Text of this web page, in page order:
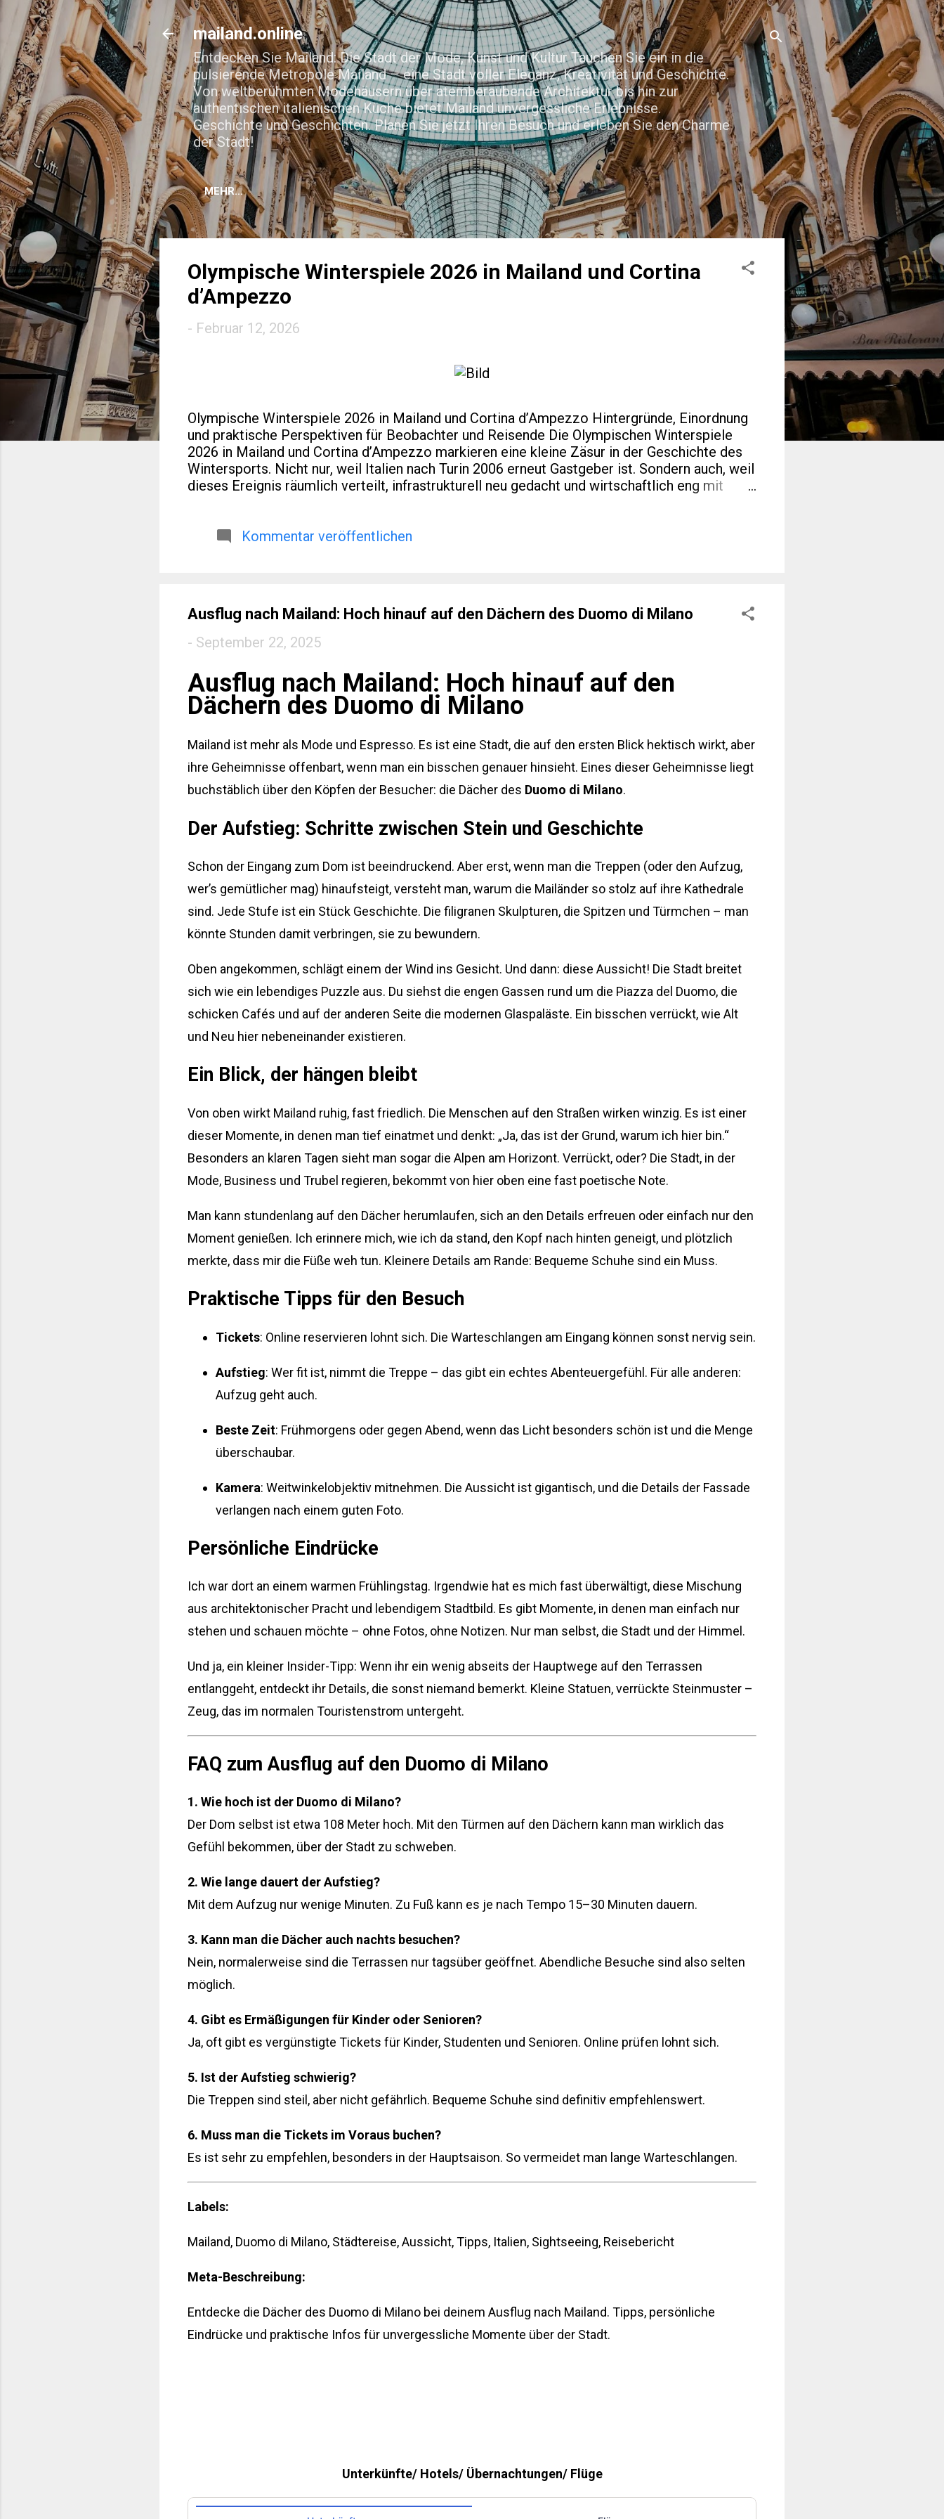
Direkt zum Hauptbereich
mailand.online
Entdecken Sie Mailand: Die Stadt der Mode, Kunst und Kultur Tauchen Sie ein in die
pulsierende Metropole Mailand – eine Stadt voller Eleganz, Kreativität und Geschichte.
Von weltberühmten Modehäusern über atemberaubende Architektur bis hin zur
authentischen italienischen Küche bietet Mailand unvergessliche Erlebnisse.
Geschichte und Geschichten. Planen Sie jetzt Ihren Besuch und erleben Sie den Charme
der Stadt!
MEHR…
Olympische Winterspiele 2026 in Mailand und Cortina
d’Ampezzo
- Februar 12, 2026
Olympische Winterspiele 2026 in Mailand und Cortina d’Ampezzo Hintergründe, Einordnung
und praktische Perspektiven für Beobachter und Reisende Die Olympischen Winterspiele
2026 in Mailand und Cortina d’Ampezzo markieren eine kleine Zäsur in der Geschichte des
Wintersports. Nicht nur, weil Italien nach Turin 2006 erneut Gastgeber ist. Sondern auch, weil
dieses Ereignis räumlich verteilt, infrastrukturell neu gedacht und wirtschaftlich eng mit
Medaillenlisten. Dieser Artikel ordnet ein: historisch, praktisch und mit Blick auf Zahlen, die
und weitere...
Kommentar veröffentlichen
Ausflug nach Mailand: Hoch hinauf auf den Dächern des Duomo di Milano
- September 22, 2025
Ausflug nach Mailand: Hoch hinauf auf den
Dächern des Duomo di Milano
Mailand ist mehr als Mode und Espresso. Es ist eine Stadt, die auf den ersten Blick hektisch wirkt, aber
ihre Geheimnisse offenbart, wenn man ein bisschen genauer hinsieht. Eines dieser Geheimnisse liegt
buchstäblich über den Köpfen der Besucher: die Dächer des Duomo di Milano.
Der Aufstieg: Schritte zwischen Stein und Geschichte
Schon der Eingang zum Dom ist beeindruckend. Aber erst, wenn man die Treppen (oder den Aufzug,
wer’s gemütlicher mag) hinaufsteigt, versteht man, warum die Mailänder so stolz auf ihre Kathedrale
sind. Jede Stufe ist ein Stück Geschichte. Die filigranen Skulpturen, die Spitzen und Türmchen – man
könnte Stunden damit verbringen, sie zu bewundern.
Oben angekommen, schlägt einem der Wind ins Gesicht. Und dann: diese Aussicht! Die Stadt breitet
sich wie ein lebendiges Puzzle aus. Du siehst die engen Gassen rund um die Piazza del Duomo, die
schicken Cafés und auf der anderen Seite die modernen Glaspaläste. Ein bisschen verrückt, wie Alt
und Neu hier nebeneinander existieren.
Ein Blick, der hängen bleibt
Von oben wirkt Mailand ruhig, fast friedlich. Die Menschen auf den Straßen wirken winzig. Es ist einer
dieser Momente, in denen man tief einatmet und denkt: „Ja, das ist der Grund, warum ich hier bin.“
Besonders an klaren Tagen sieht man sogar die Alpen am Horizont. Verrückt, oder? Die Stadt, in der
Mode, Business und Trubel regieren, bekommt von hier oben eine fast poetische Note.
Man kann stundenlang auf den Dächer herumlaufen, sich an den Details erfreuen oder einfach nur den
Moment genießen. Ich erinnere mich, wie ich da stand, den Kopf nach hinten geneigt, und plötzlich
merkte, dass mir die Füße weh tun. Kleinere Details am Rande: Bequeme Schuhe sind ein Muss.
Praktische Tipps für den Besuch
Tickets: Online reservieren lohnt sich. Die Warteschlangen am Eingang können sonst nervig sein.
Aufstieg: Wer fit ist, nimmt die Treppe – das gibt ein echtes Abenteuergefühl. Für alle anderen:
Aufzug geht auch.
Beste Zeit: Frühmorgens oder gegen Abend, wenn das Licht besonders schön ist und die Menge
überschaubar.
Kamera: Weitwinkelobjektiv mitnehmen. Die Aussicht ist gigantisch, und die Details der Fassade
verlangen nach einem guten Foto.
Persönliche Eindrücke
Ich war dort an einem warmen Frühlingstag. Irgendwie hat es mich fast überwältigt, diese Mischung
aus architektonischer Pracht und lebendigem Stadtbild. Es gibt Momente, in denen man einfach nur
stehen und schauen möchte – ohne Fotos, ohne Notizen. Nur man selbst, die Stadt und der Himmel.
Und ja, ein kleiner Insider-Tipp: Wenn ihr ein wenig abseits der Hauptwege auf den Terrassen
entlanggeht, entdeckt ihr Details, die sonst niemand bemerkt. Kleine Statuen, verrückte Steinmuster –
Zeug, das im normalen Touristenstrom untergeht.
FAQ zum Ausflug auf den Duomo di Milano
1. Wie hoch ist der Duomo di Milano?
Der Dom selbst ist etwa 108 Meter hoch. Mit den Türmen auf den Dächern kann man wirklich das
Gefühl bekommen, über der Stadt zu schweben.
2. Wie lange dauert der Aufstieg?
Mit dem Aufzug nur wenige Minuten. Zu Fuß kann es je nach Tempo 15–30 Minuten dauern.
3. Kann man die Dächer auch nachts besuchen?
Nein, normalerweise sind die Terrassen nur tagsüber geöffnet. Abendliche Besuche sind also selten
möglich.
4. Gibt es Ermäßigungen für Kinder oder Senioren?
Ja, oft gibt es vergünstigte Tickets für Kinder, Studenten und Senioren. Online prüfen lohnt sich.
5. Ist der Aufstieg schwierig?
Die Treppen sind steil, aber nicht gefährlich. Bequeme Schuhe sind definitiv empfehlenswert.
6. Muss man die Tickets im Voraus buchen?
Es ist sehr zu empfehlen, besonders in der Hauptsaison. So vermeidet man lange Warteschlangen.
Labels:
Mailand, Duomo di Milano, Städtereise, Aussicht, Tipps, Italien, Sightseeing, Reisebericht
Meta-Beschreibung:
Entdecke die Dächer des Duomo di Milano bei deinem Ausflug nach Mailand. Tipps, persönliche
Eindrücke und praktische Infos für unvergessliche Momente über der Stadt.
Unterkünfte/ Hotels/ Übernachtungen/ Flüge